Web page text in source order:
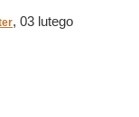
, 03 lutego